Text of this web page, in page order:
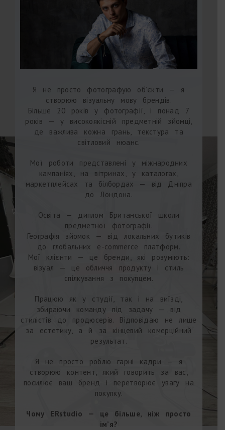
Я не просто фотографую об’єкти — я
створюю візуальну мову брендів.
Більше 20 років у фотографії, і понад 7
років — у високоякісній предметній зйомці,
де важлива кожна грань, текстура та
світловий нюанс.
Мої роботи представлені у міжнародних
кампаніях, на вітринах, у каталогах,
маркетплейсах та білбордах — від Дніпра
до Лондона.
Освіта — диплом Британської школи
предметної фотографії.
Географія зйомок — від локальних бутиків
до глобальних e-commerce платформ.
Мої клієнти — це бренди, які розуміють:
візуал — це обличчя продукту і стиль
спілкування з покупцем.
Працюю як у студії, так і на виїзді,
збираючи команду під задачу — від
стилістів до продюсерів. Відповідаю не лише
за естетику, а й за кінцевий комерційний
результат.
Я не просто роблю гарні кадри — я
створюю контент, який говорить за вас,
посилює ваш бренд і перетворює увагу на
покупку.
Чому ERstudio — це більше, ніж просто
ім’я?